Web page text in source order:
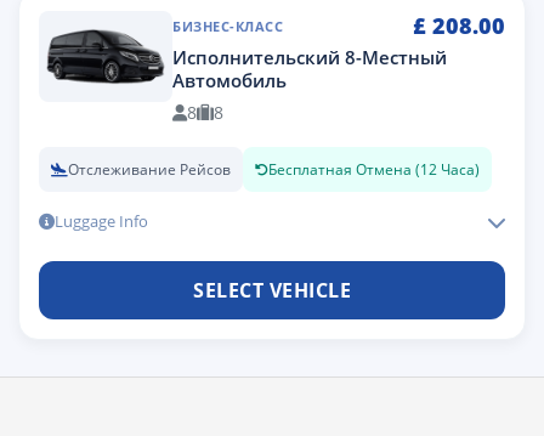
БИЗНЕС-КЛАСС £ 208.00
Исполнительский 8-Местный
Автомобиль
8 8
Отслеживание Рейсов Бесплатная Отмена (12 Часа)
Luggage Info
SELECT VEHICLE